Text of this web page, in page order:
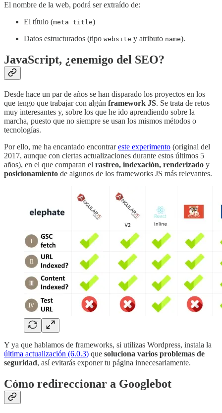
El nombre de la web, podrá ser extraído de:
El título (meta title)
Datos estructurados (tipo website y atributo name).
JavaScript, ¿enemigo del SEO?
Desde hace un par de años se han disparado los proyectos en los
que tengo que trabajar con algún framework JS. Se trata de retos
muy interesantes y, sobre los que he ido aprendiendo sobre la
marcha, puesto que no siempre se usan los mismos métodos o
tecnologías.
Por ello, me ha encantado encontrareste experimento (original del
2017, aunque con ciertas actualizaciones durante estos últimos 5
años), en el que comparan el rastreo, indexación, renderizado y
posicionamiento de algunos de los frameworks JS más relevantes.
Y ya que hablamos de frameworks, si utilizas Wordpress, instala la
última actualización (6.0.3) que soluciona varios problemas de
seguridad, así evitarás exponer tu página innecesariamente.
Cómo redireccionar a Googlebot